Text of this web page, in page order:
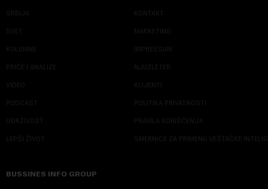
SRBIJA
SVET
KOLUMNE
PRIČE I ANALIZE
VIDEO
PODCAST
ODRŽIVOST
LEPŠI ŽIVOT
KONTAKT
MARKETING
IMPRESSUM
NJUZLETER
KLIJENTI
POLITIKA PRIVATNOSTI
PRAVILA KORIŠĆENJA
SMERNICE ZA PRIMENU VEŠTAČKE
BUSSINES INFO GROUP